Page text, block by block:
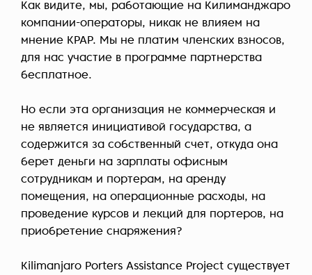
Как видите, мы, работающие на Килиманджаро
компании-операторы, никак не влияем на
мнение KPAP. Мы не платим членских взносов,
для нас участие в программе партнерства
бесплатное.
Но если эта организация не коммерческая и
не является инициативой государства, а
содержится за собственный счет, откуда она
берет деньги на зарплаты офисным
сотрудникам и портерам, на аренду
помещения, на операционные расходы, на
проведение курсов и лекций для портеров, на
приобретение снаряжения?
Kilimanjaro Porters Assistance Project существует